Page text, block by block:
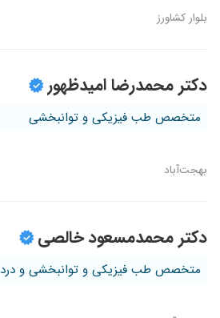
بلوار کشاورز
دکتر محمدرضا امیدظهور
متخصص طب فیزیکی و توانبخشی
بهجت‌آباد
دکتر محمدمسعود خالصی
متخصص طب فیزیکی و توانبخشی و درد